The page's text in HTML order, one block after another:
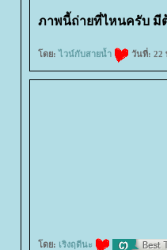
ภาพนี้ถ่ายที่ไหนครับ มี
ดย:ไวน์กับสายน้ำ วันที่: 22
ดย: เริงฤดีนะ